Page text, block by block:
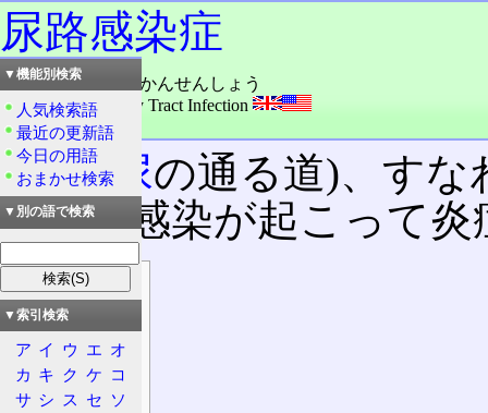
尿路感染症
読み：にょうろ・かんせんしょう
外語：UTI: Urinary Tract Infection
品詞：名詞
尿路(尿の通る道)、すな
細菌の感染が起こって炎
目次
病態
特徴
自覚症状
病因
▼機能別検索
人気検索語
最近の更新語
今日の用語
おまかせ検索
▼別の語で検索
▼索引検索
ア イ ウ エ オ
カ キ ク ケ コ
サ シ ス セ ソ